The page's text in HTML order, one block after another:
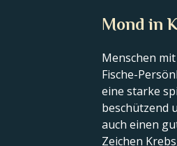
Mond in
Menschen
Fische-
eine starke
beschützend
auch einen
Zeichen